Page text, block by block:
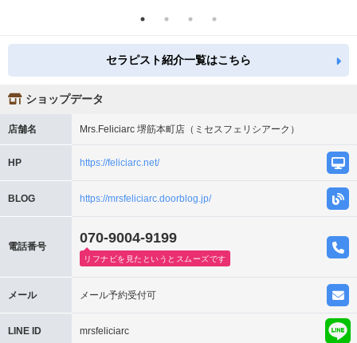
セラピスト紹介一覧はこちら
ショップデータ
店舗名 Mrs.Feliciarc 堺筋本町店（ミセスフェリシアーク）
HP https://feliciarc.net/
BLOG https://mrsfeliciarc.doorblog.jp/
電話番号
070-9004-9199
リフナビを見たというとスムーズです
メール メール予約受付可
LINE ID mrsfeliciarc